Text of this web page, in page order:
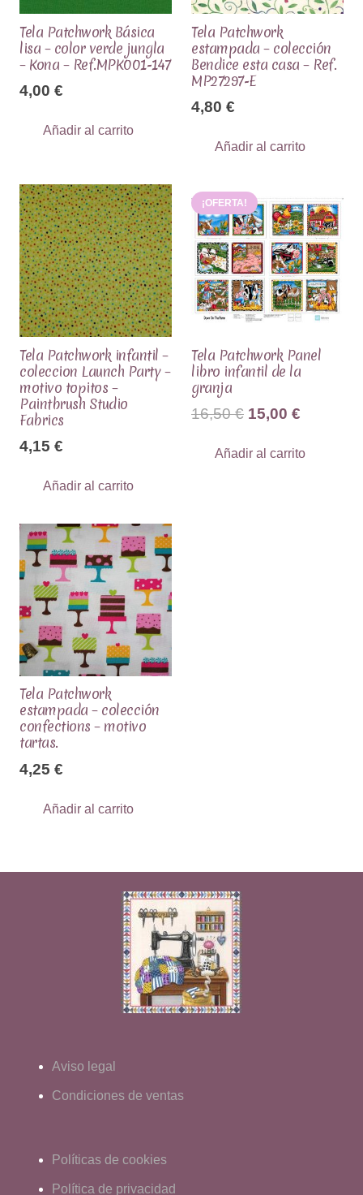
Tela Patchwork Básica
lisa – color verde jungla
– Kona – Ref.MPK001-147
4,00 €
Añadir al carrito
Tela Patchwork
estampada – colección
Bendice esta casa – Ref.
MP27297-E
4,80 €
Añadir al carrito
Tela Patchwork infantil –
coleccion Launch Party –
motivo topitos –
Paintbrush Studio
Fabrics
4,15 €
Añadir al carrito
¡OFERTA!
Tela Patchwork Panel
libro infantil de la
granja
16,50€ El
original
15,00 €
actual
Añadir al carrito
Tela Patchwork
estampada – colección
confections – motivo
tartas.
4,25 €
Añadir al carrito
Aviso legal
Condiciones de ventas
Políticas de cookies
Política de privacidad